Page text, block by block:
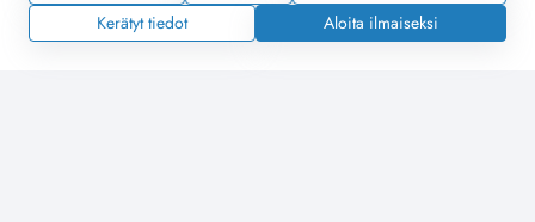
Kerätyt tiedot
Aloita ilmaiseksi